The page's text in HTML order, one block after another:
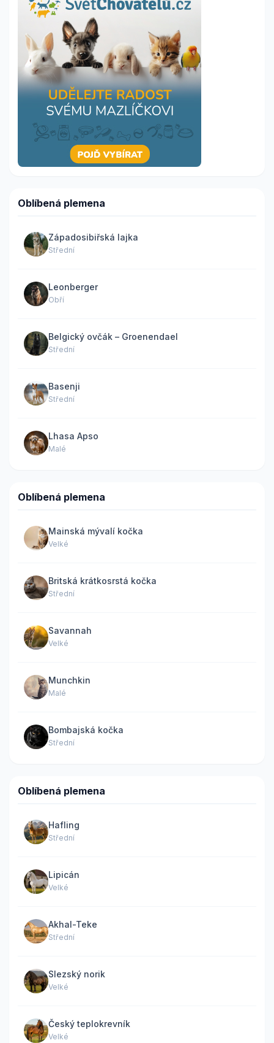
Oblíbená plemena
Západosibiřská lajka
Střední
Leonberger
Obří
Belgický ovčák – Groenendael
Střední
Basenji
Střední
Lhasa Apso
Malé
Oblíbená plemena
Mainská mývalí kočka
Velké
Britská krátkosrstá kočka
Střední
Savannah
Velké
Munchkin
Malé
Bombajská kočka
Střední
Oblíbená plemena
Hafling
Střední
Lipicán
Velké
Akhal-Teke
Střední
Slezský norik
Velké
Český teplokrevník
Velké